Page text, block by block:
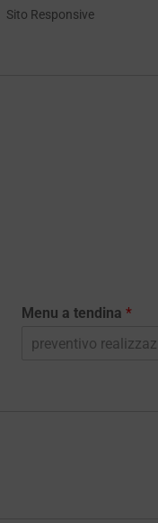
Sito Responsive
Menu a tendina *